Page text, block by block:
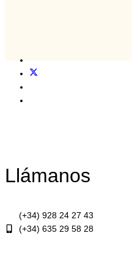
Llámanos
(+34) 928 24 27 43
(+34) 635 29 58 28